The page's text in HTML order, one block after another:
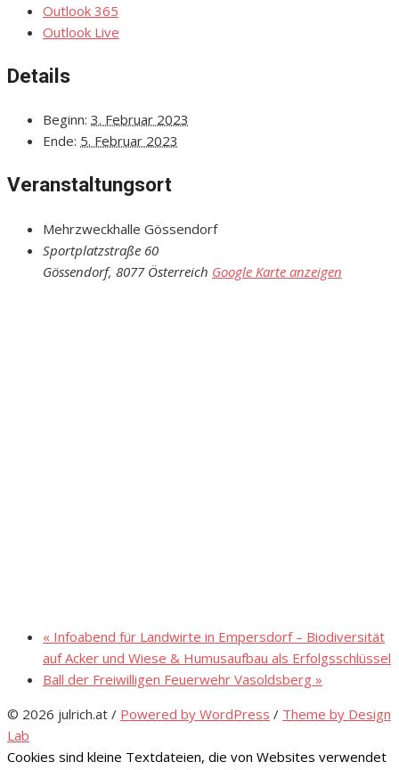
Outlook 365
Outlook Live
Details
Beginn: 3. Februar 2023
Ende: 5. Februar 2023
Veranstaltungsort
Mehrzweckhalle Gössendorf
Sportplatzstraße 60
Gössendorf, 8077 Österreich Google Karte anzeigen
« Infoabend für Landwirte in Empersdorf – Biodiversität
auf Acker und Wiese & Humusaufbau als Erfolgsschlüssel
Ball der Freiwilligen Feuerwehr Vasoldsberg »
© 2026 julrich.at / Powered by WordPress / Theme by Design
Lab
Cookies sind kleine Textdateien, die von Websites verwendet